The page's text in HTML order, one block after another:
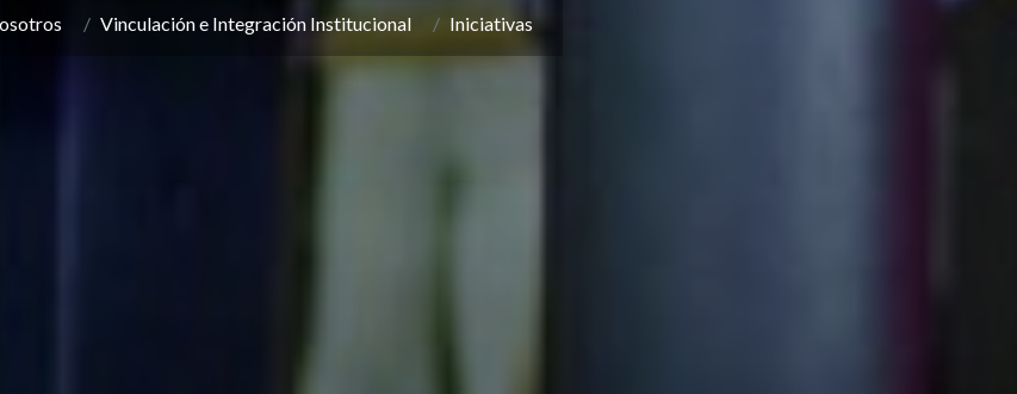
Vinculación e Integración Institucional Iniciativas